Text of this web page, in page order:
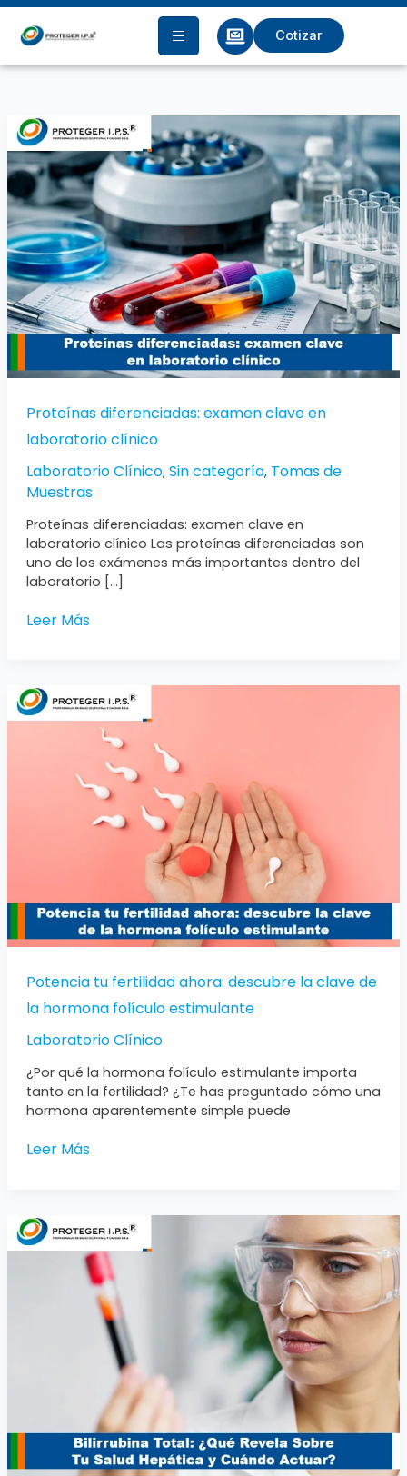
Ir
contenido
Cotizar
Proteínas diferenciadas: examen clave en
laboratorio clínico
Laboratorio Clínico, Sin categoría, Tomas de
Muestras
Proteínas diferenciadas: examen clave en
laboratorio clínico Las proteínas diferenciadas son
uno de los exámenes más importantes dentro del
laboratorio […]
Proteínas
diferenciadas:
examen
clave
en
laboratorio
clínico
Leer Más
Potencia tu fertilidad ahora: descubre la clave de
la hormona folículo estimulante
Laboratorio Clínico
¿Por qué la hormona folículo estimulante importa
tanto en la fertilidad? ¿Te has preguntado cómo una
hormona aparentemente simple puede
Potencia
tu
descubre
estimulante
Leer Más
Bilirrubina
Total: